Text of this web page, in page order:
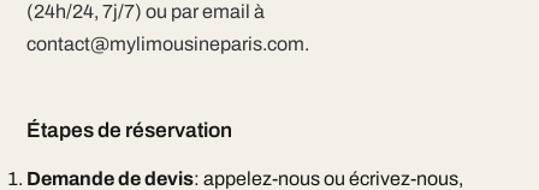
(24h/24, 7j/7) ou par email à
contact@mylimousineparis.com.
Étapes de réservation
Demande de devis: appelez-nous ou écrivez-nous,